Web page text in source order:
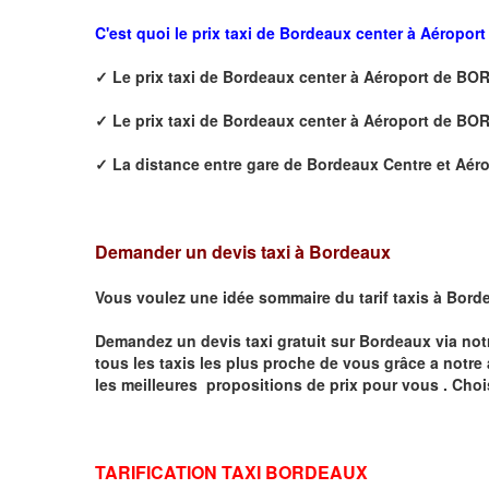
C'est quoi le prix taxi de Bordeaux center à Aéroport
✓ Le prix taxi de Bordeaux center à Aéroport de
✓ Le prix taxi de Bordeaux center à Aéroport de
✓ La distance entre gare de Bordeaux Centre et
Demander un devis taxi à Bordeaux
Vous voulez une idée sommaire du tarif taxis à
Demandez un devis taxi gratuit sur Bordeaux via
tous les taxis les plus proche de vous grâce a
les meilleures propositions de prix pour vous .
TARIFICATION TAXI BORDEAUX